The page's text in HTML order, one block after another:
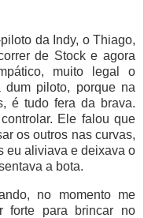
da Indy, o Thiago,
de Stock e agora
muito legal o
dum piloto, porque na
é tudo fera da brava.
Ele falou que
os outros nas curvas,
eu aliviava e deixava o
a bota.
no momento me
forte para brincar no